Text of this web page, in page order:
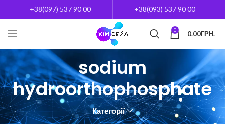
+38(097) 537 90 00 +38(093) 537 90 00
0 0.00ГРН.
sodium
hydroorthophosphate
Категорії